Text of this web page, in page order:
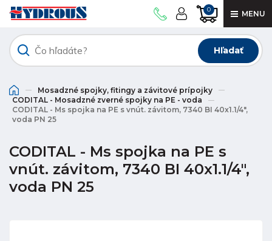
0 MENU
Hľadať
Mosadzné spojky, fitingy a závitové prípojky
CODITAL - Mosadzné zverné spojky na PE - voda
CODITAL - Ms spojka na PE s vnút. závitom, 7340 BI 40x1.1/4",
voda PN 25
CODITAL - Ms spojka na PE s
vnút. závitom, 7340 BI 40x1.1/4",
voda PN 25